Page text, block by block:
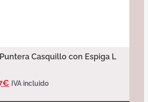
Casquillo con Espiga L
€ IVA incluido